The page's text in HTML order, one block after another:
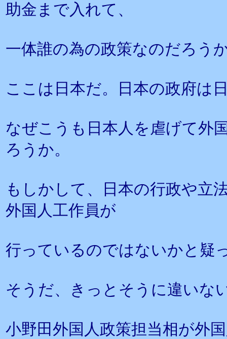
助金まで入れて、
一体誰の為の政策なのだろう
ここは日本だ。日本の政府は
なぜこうも日本人を虐げて外
ろうか。
もしかして、日本の行政や立
外国人工作員が
行っているのではないかと疑
そうだ、きっとそうに違いな
小野田外国人政策担当相が外